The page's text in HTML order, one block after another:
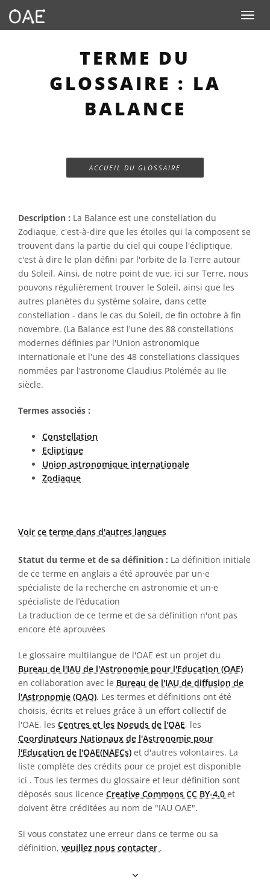
Toggle
TERME DU
GLOSSAIRE : LA
BALANCE
ACCUEIL DU GLOSSAIRE
Description : La Balance est une constellation du
Zodiaque, c'est-à-dire que les étoiles qui la composent se
trouvent dans la partie du ciel qui coupe l'écliptique,
c'est à dire le plan défini par l'orbite de la Terre autour
du Soleil. Ainsi, de notre point de vue, ici sur Terre, nous
pouvons régulièrement trouver le Soleil, ainsi que les
autres planètes du système solaire, dans cette
constellation - dans le cas du Soleil, de fin octobre à fin
novembre. (La Balance est l'une des 88 constellations
modernes définies par l'Union astronomique
internationale et l'une des 48 constellations classiques
nommées par l'astronome Claudius Ptolémée au IIe
siècle.
Termes associés :
Constellation
Ecliptique
Union astronomique internationale
Zodiaque
Voir ce terme dans d'autres langues
Statut du terme et de sa définition : La définition initiale
de ce terme en anglais a été aprouvée par un·e
spécialiste de la recherche en astronomie et un·e
spécialiste de l’éducation
La traduction de ce terme et de sa définition n'ont pas
encore été aprouvées
Le glossaire multilangue de l'OAE est un projet du
Bureau de l'IAU de l'Astronomie pour l'Education (OAE)
en collaboration avec le Bureau de l'IAU de diffusion de
l'Astronomie (OAO). Les termes et définitions ont été
choisis, écrits et relues grâce à un effort collectif de
l'OAE, les Centres et les Noeuds de l'OAE, les
Coordinateurs Nationaux de l'Astronomie pour
l'Education de l'OAE(NAECs) et d'autres volontaires. La
liste complète des crédits pour ce projet est disponible
ici . Tous les termes du glossaire et leur définition sont
déposés sous licence Creative Commons CC BY-4.0 et
doivent être créditées au nom de "IAU OAE".
Si vous constatez une erreur dans ce terme ou sa
définition, veuillez nous contacter .